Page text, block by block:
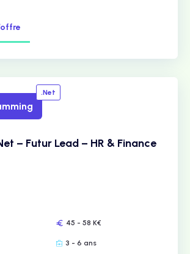
.Net
– Futur Lead – HR & Finance
45 - 58 K€
3 - 6 ans